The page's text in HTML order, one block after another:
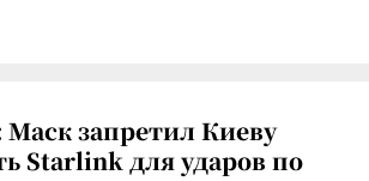
запретил Киеву
Starlink для ударов по